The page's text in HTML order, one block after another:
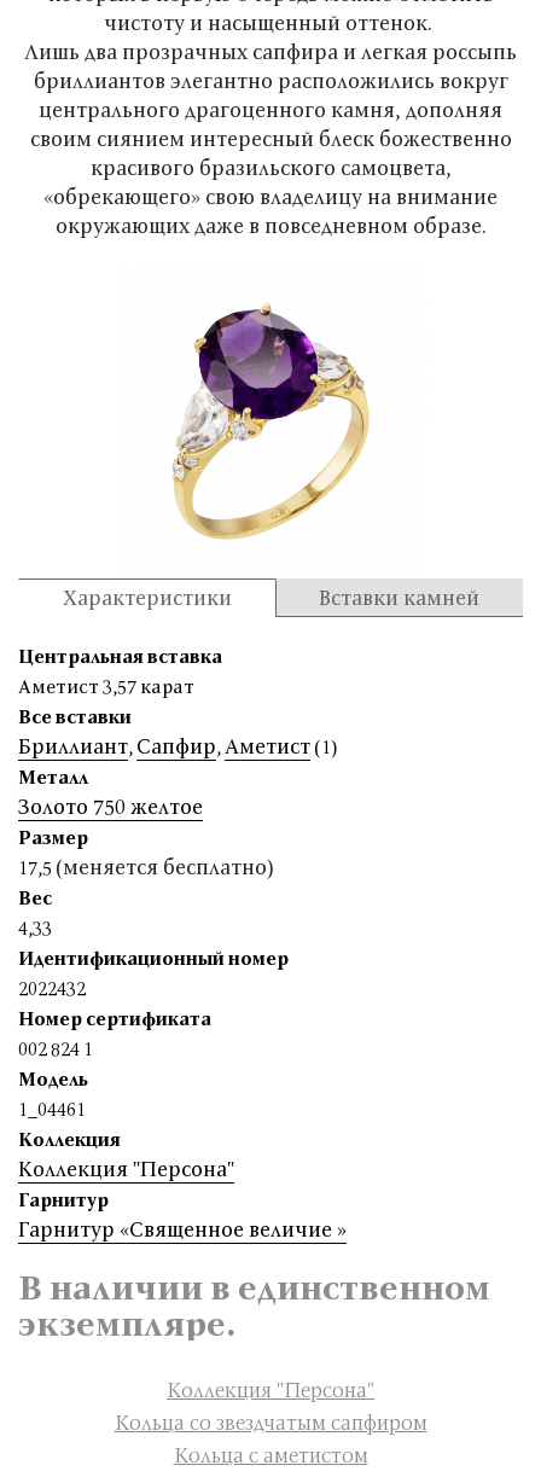
чистоту и насыщенный оттенок.
Лишь два прозрачных сапфира и легкая россыпь
бриллиантов элегантно расположились вокруг
центрального драгоценного камня, дополняя
своим сиянием интересный блеск божественно
красивого бразильского самоцвета,
«обрекающего» свою владелицу на внимание
окружающих даже в повседневном образе.
Характеристики Вставки камней
Центральная вставка
Аметист 3,57 карат
Все вставки
Бриллиант, Сапфир,Аметист (1)
Металл
Золото 750 желтое
Размер
17,5 (меняется бесплатно)
Вес
4,33
Идентификационный номер
2022432
Номер сертификата
002 824 1
Модель
1_04461
Коллекция
Коллекция "Персона"
Гарнитур
Гарнитур «Священное величие »
В наличии в единственном
экземпляре.
Коллекция "Персона"
Кольца со звездчатым сапфиром
Кольца с аметистом